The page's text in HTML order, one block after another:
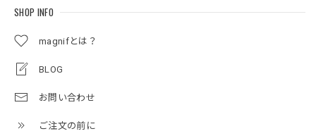
SHOP INFO
magnifとは？
BLOG
お問い合わせ
ご注文の前に